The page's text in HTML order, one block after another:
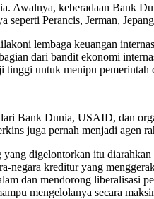
Awalnya, keberadaan Bank
seperti Perancis, Jerman,
lembaga keuangan
dari bandit ekonomi
tinggi untuk menipu pemerintah
Bank Dunia, USAID, dan
juga pernah menjadi
digelontorkan itu
negara kreditur yang
dan mendorong liberalisasi
mengelolanya secara